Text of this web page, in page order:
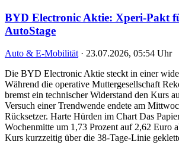
BYD Electronic Aktie: Xperi-Pakt
AutoStage
Auto & E-Mobilität · 23.07.2026, 05:54 Uhr
Die BYD Electronic Aktie steckt in einer
Während die operative Muttergesellschaft
bremst ein technischer Widerstand den Kurs
Versuch einer Trendwende endete am
Rücksetzer. Harte Hürden im Chart Das
Wochenmitte um 1,73 Prozent auf 2,62 Euro
Kurs kurzzeitig über die 38-Tage-Linie